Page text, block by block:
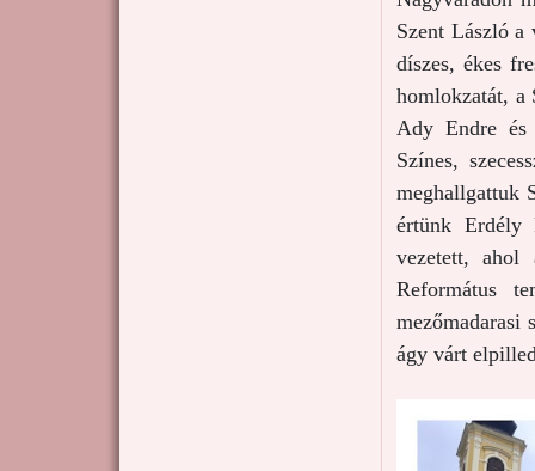
Szent László a
díszes, ékes
homlokzatát, a
Ady Endre és
Színes,
meghallgattuk
értünk Erdély
vezetett, ahol
Református
mezőmadarasi
ágy várt